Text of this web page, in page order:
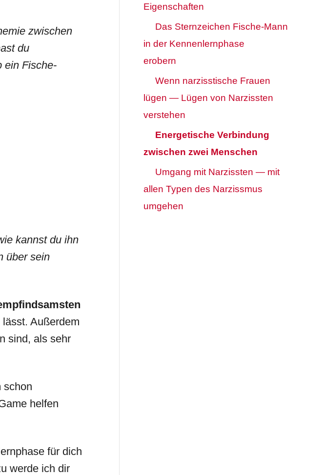
zwischen
du
ein Fische-
kannst du ihn
über sein
Außerdem
sind, als sehr
schon
helfen
für dich
werde ich dir
Eigenschaften
Das Sternzeichen Fische-Mann
in der Kennenlernphase
erobern
Wenn narzisstische Frauen
lügen — Lügen von Narzissten
verstehen
Energetische Verbindung
zwischen zwei Menschen
Umgang mit Narzissten — mit
allen Typen des Narzissmus
umgehen